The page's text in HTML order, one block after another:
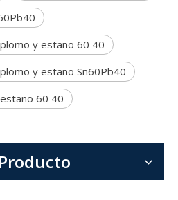
y estaño 60 40
y estaño Sn60Pb40
60 40